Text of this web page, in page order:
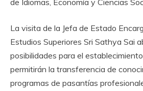
de Idiomas, Economía y Ciencias
La visita de la Jefa de Estado
Estudios Superiores Sri Sathya Sai
posibilidades para el
permitirán la transferencia de
programas de pasantías